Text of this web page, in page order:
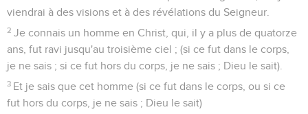
viendrai à des visions et à des révélations du Seigneur.
2 Je connais un homme en Christ, qui, il y a plus de quatorze
ans, fut ravi jusqu'au troisième ciel ; (si ce fut dans le corps,
je ne sais ; si ce fut hors du corps, je ne sais ; Dieu le sait).
3 Et je sais que cet homme (si ce fut dans le corps, ou si ce
fut hors du corps, je ne sais ; Dieu le sait)